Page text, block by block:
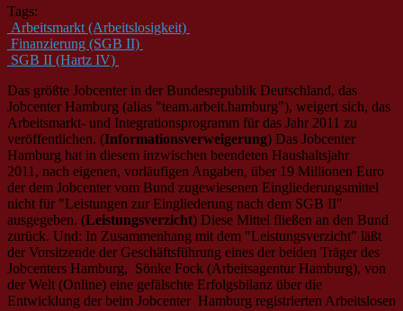
Tags:
Arbeitsmarkt (Arbeitslosigkeit)
Finanzierung (SGB II)
SGB II (Hartz IV)
Das größte Jobcenter in der Bundesrepublik Deutschland, das
Jobcenter Hamburg (alias "team.arbeit.hamburg"), weigert sich, das
Arbeitsmarkt- und Integrationsprogramm für das Jahr 2011 zu
veröffentlichen. (Informationsverweigerung) Das Jobcenter
Hamburg hat in diesem inzwischen beendeten Haushaltsjahr
2011, nach eigenen, vorläufigen Angaben, über 19 Millionen Euro
der dem Jobcenter vom Bund zugewiesenen Eingliederungsmittel
nicht für "Leistungen zur Eingliederung nach dem SGB II"
ausgegeben. (Leistungsverzicht) Diese Mittel fließen an den Bund
zurück. Und: In Zusammenhang mit dem "Leistungsverzicht" läßt
der Vorsitzende der Geschäftsführung eines der beiden Träger des
Jobcenters Hamburg, Sönke Fock (Arbeitsagentur Hamburg), von
der Welt (Online) eine gefälschte Erfolgsbilanz über die
Entwicklung der beim Jobcenter Hamburg registrierten Arbeitslosen